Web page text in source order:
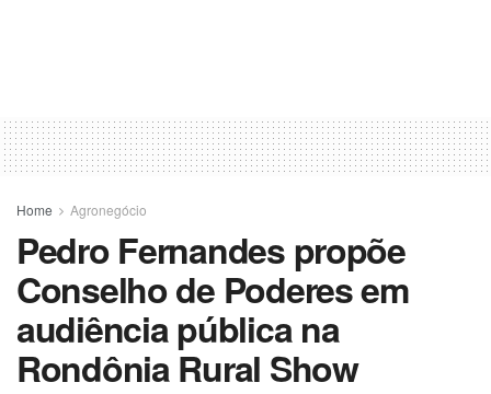
Home Agronegócio
Pedro Fernandes propõe
Conselho de Poderes em
audiência pública na
Rondônia Rural Show